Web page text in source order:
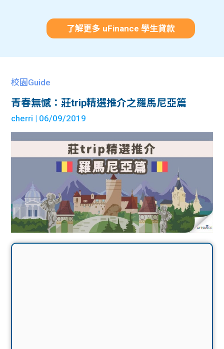
了解更多 uFinance 學生貸款
校園Guide
青春無憾：莊trip精選推介之羅馬尼亞篇
cherri | 06/09/2019